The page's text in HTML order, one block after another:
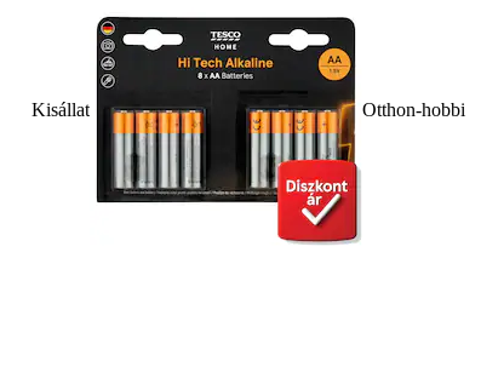
Kisállat Otthon-hobbi